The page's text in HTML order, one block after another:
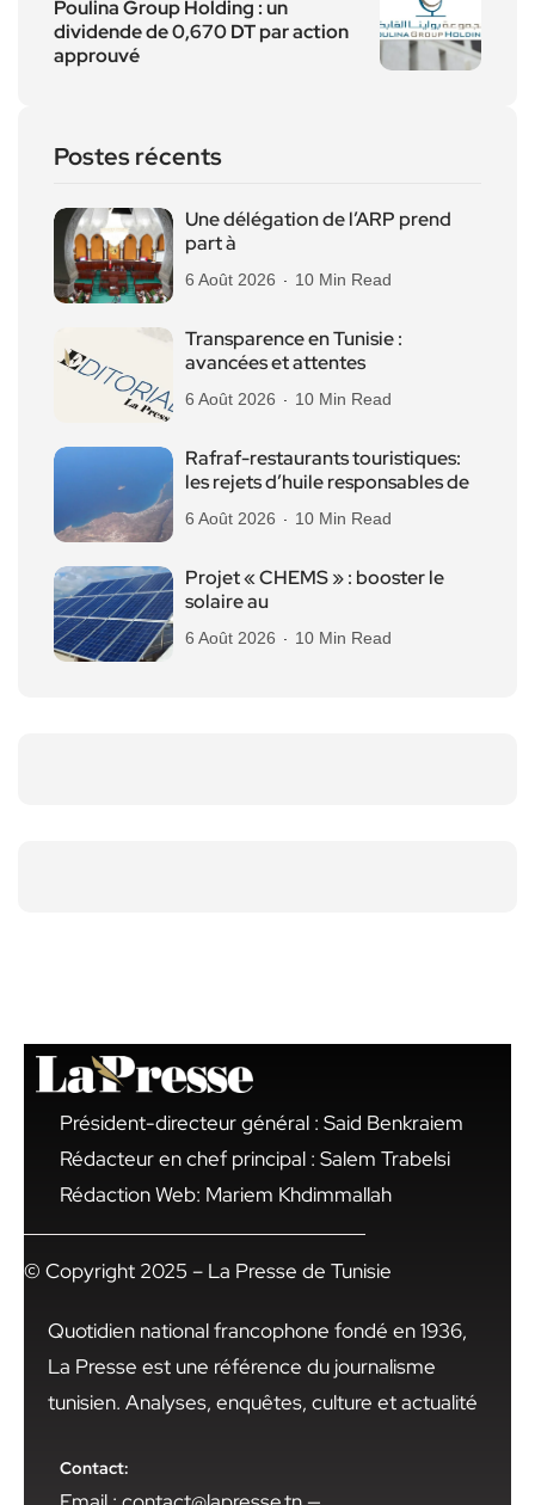
Poulina Group Holding : un
dividende de 0,670 DT par action
approuvé
Postes récents
Une délégation de l’ARP prend
part à
6 Août 2026 10 Min Read
Transparence en Tunisie :
avancées et attentes
6 Août 2026 10 Min Read
Rafraf-restaurants touristiques:
les rejets d’huile responsables de
6 Août 2026 10 Min Read
Projet « CHEMS » : booster le
solaire au
6 Août 2026 10 Min Read
Président-directeur général : Said Benkraiem
Rédacteur en chef principal : Salem Trabelsi
Rédaction Web: Mariem Khdimmallah
© Copyright 2025 – La Presse de Tunisie
Quotidien national francophone fondé en 1936,
La Presse est une référence du journalisme
tunisien. Analyses, enquêtes, culture et actualité
Contact: